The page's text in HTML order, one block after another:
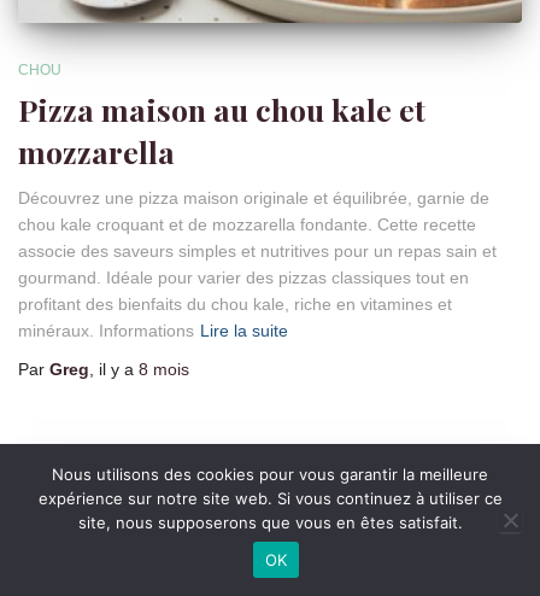
CHOU
Pizza maison au chou kale et
mozzarella
Découvrez une pizza maison originale et équilibrée, garnie de
chou kale croquant et de mozzarella fondante. Cette recette
associe des saveurs simples et nutritives pour un repas sain et
gourmand. Idéale pour varier des pizzas classiques tout en
profitant des bienfaits du chou kale, riche en vitamines et
minéraux. Informations Lire la suite
Par Greg , il y a 8 mois
Nous utilisons des cookies pour vous garantir la meilleure
expérience sur notre site web. Si vous continuez à utiliser ce
site, nous supposerons que vous en êtes satisfait.
OK